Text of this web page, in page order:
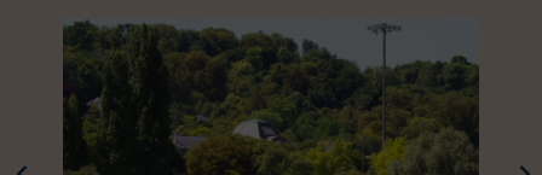
DEMANDER UN DEVIS